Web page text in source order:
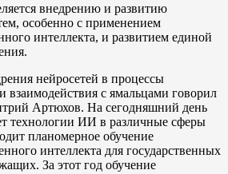
внедрению и развитию
особенно с применением
интеллекта, и развитием единой
нейросетей в процессы
взаимодействия с ямальцами говорил
Артюхов. На сегодняшний день
технологии ИИ в различные сферы
планомерное обучение
интеллекта для государственных
За этот год обучение